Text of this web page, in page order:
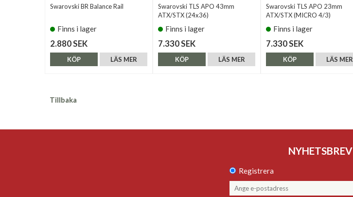
Swarovski BR Balance Rail
Finns i lager
2.880 SEK
LÄS MER
KÖP
Swarovski TLS APO 43mm
ATX/STX (24x36)
Finns i lager
7.330 SEK
LÄS MER
KÖP
Swarovski TLS APO 23mm
ATX/STX (MICRO 4/3)
Finns i lager
7.330 SEK
LÄS MER
KÖP
Tillbaka
NYHETSBREV
Registrera